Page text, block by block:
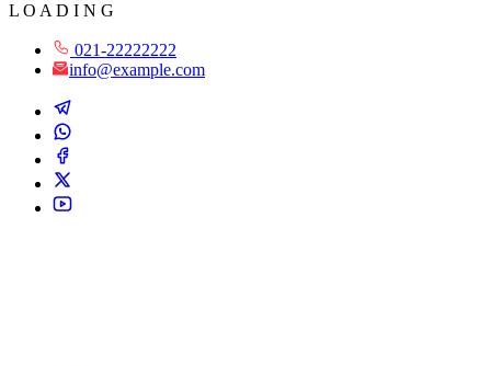
L O A D I N G
021-22222222
info@example.com